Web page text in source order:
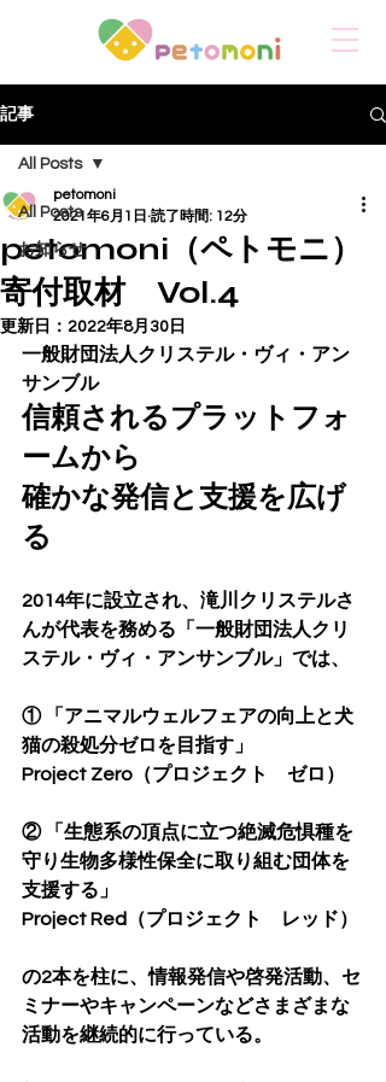
記事
All Posts
お知らせ
All Posts
petomoni（ペトモニ）
寄付取材 Vol.4
petomoni
2021年6月1日 読了時間: 12分
更新日： 2022年8月30日
一般財団法人クリステル・ヴィ・アン
サンブル
信頼されるプラットフォ
ームから
確かな発信と支援を広げ
る
2014年に設立され、滝川クリステルさ
んが代表を務める「一般財団法人クリ
ステル・ヴィ・アンサンブル」では、
① 「アニマルウェルフェアの向上と犬
猫の殺処分ゼロを目指す」
Project Zero（プロジェクト　ゼロ）
② 「生態系の頂点に立つ絶滅危惧種を
守り生物多様性保全に取り組む団体を
支援する」
Project Red（プロジェクト　レッド）
の2本を柱に、情報発信や啓発活動、セ
ミナーやキャンペーンなどさまざまな
活動を継続的に行っている。